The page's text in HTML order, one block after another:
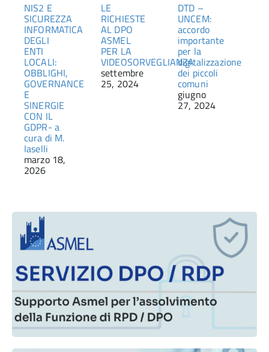
NIS2 E
SICUREZZA
INFORMATICA
DEGLI
ENTI
LOCALI:
OBBLIGHI,
GOVERNANCE
E
SINERGIE
CON IL
GDPR- a
cura di M.
Iaselli
marzo 18,
2026
LE
RICHIESTE
AL DPO
ASMEL
PER LA
VIDEOSORVEGLIANZA
settembre
25, 2024
DTD –
UNCEM:
accordo
importante
per la
digitalizzazione
dei piccoli
comuni
giugno
27, 2024